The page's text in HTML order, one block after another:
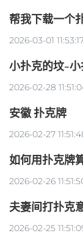
帮我下载一个
2026-03-01
小扑克的坟-
2026-02-28
安徽 扑克牌
2026-02-27
如何用扑克牌
2026-02-26
夫妻间打扑克
2026-02-25